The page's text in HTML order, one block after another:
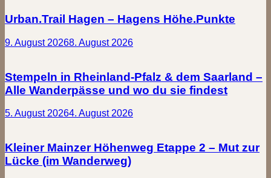
Urban.Trail Hagen – Hagens Höhe.Punkte
9. August 20268. August 2026
Stempeln in Rheinland-Pfalz & dem Saarland –
Alle Wanderpässe und wo du sie findest
5. August 20264. August 2026
Kleiner Mainzer Höhenweg Etappe 2 – Mut zur
Lücke (im Wanderweg)